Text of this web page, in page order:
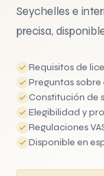
Seychelles e
precisa,
Requisitos de
Preguntas sobre
Constitución de
Elegibilidad y
Regulaciones
Disponible en